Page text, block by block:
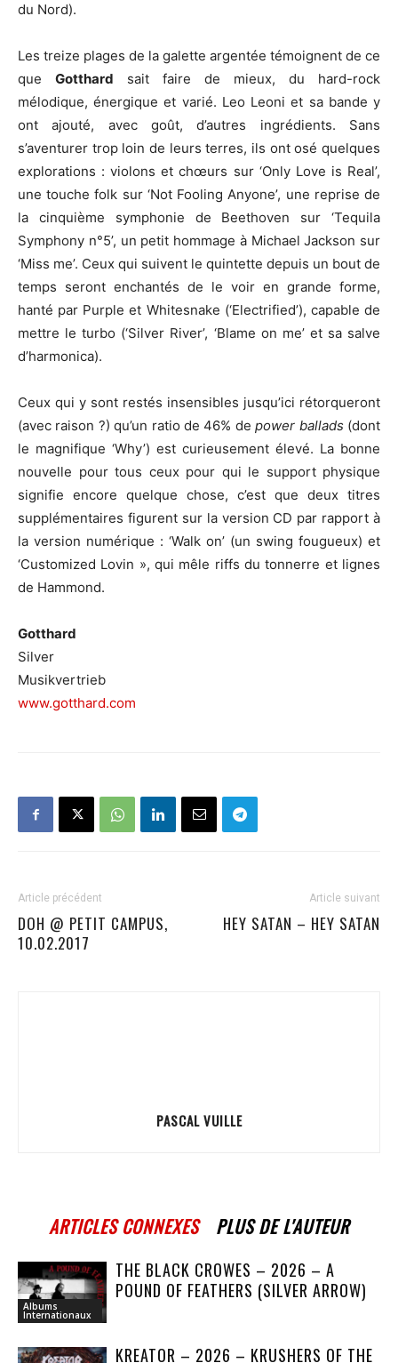
du Nord).
Les treize plages de la galette argentée témoignent de ce
que Gotthard sait faire de mieux, du hard-rock
mélodique, énergique et varié. Leo Leoni et sa bande y
ont ajouté, avec goût, d’autres ingrédients. Sans
s’aventurer trop loin de leurs terres, ils ont osé quelques
explorations : violons et chœurs sur ‘Only Love is Real’,
une touche folk sur ‘Not Fooling Anyone’, une reprise de
la cinquième symphonie de Beethoven sur ‘Tequila
Symphony n°5’, un petit hommage à Michael Jackson sur
‘Miss me’. Ceux qui suivent le quintette depuis un bout de
temps seront enchantés de le voir en grande forme,
hanté par Purple et Whitesnake (‘Electrified’), capable de
mettre le turbo (‘Silver River’, ‘Blame on me’ et sa salve
d’harmonica).
Ceux qui y sont restés insensibles jusqu’ici rétorqueront
(avec raison ?) qu’un ratio de 46% depower ballads (dont
le magnifique ‘Why’) est curieusement élevé. La bonne
nouvelle pour tous ceux pour qui le support physique
signifie encore quelque chose, c’est que deux titres
supplémentaires figurent sur la version CD par rapport à
la version numérique : ‘Walk on’ (un swing fougueux) et
‘Customized Lovin », qui mêle riffs du tonnerre et lignes
de Hammond.
Gotthard
Silver
Musikvertrieb
www.gotthard.com
Article précédent
DOH @ PETIT CAMPUS,
10.02.2017
Article suivant
HEY SATAN – HEY SATAN
PASCAL VUILLE
ARTICLES CONNEXES PLUS DE L'AUTEUR
Albums
Internationaux
THE BLACK CROWES – 2026 – A
POUND OF FEATHERS (SILVER ARROW)
KREATOR – 2026 – KRUSHERS OF THE